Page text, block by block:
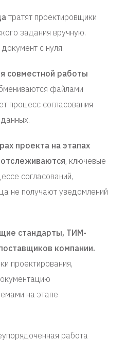
тратят проектировщики
задания вручную.
с нуля.
совместной работы
файлами
процесс согласования
проекта на этапах
, ключевые
согласований,
не получают уведомлений
стандарты, ТИМ-
компании.
проектирования,
на этапе
работа